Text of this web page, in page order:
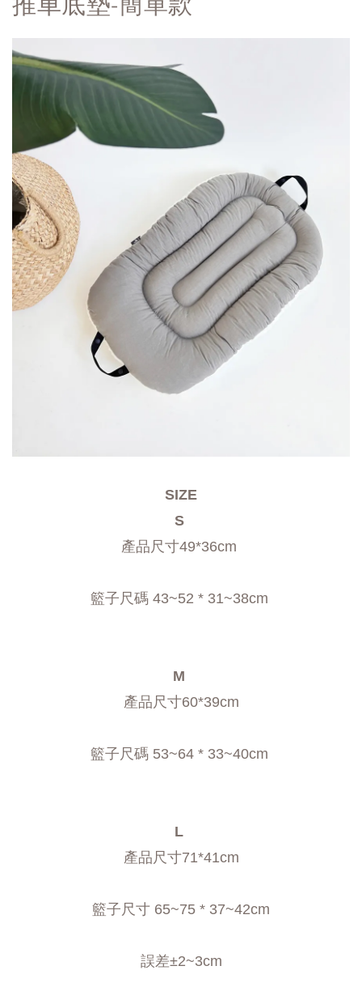
SIZE
S
產品尺寸49*36cm
籃子尺碼 43~52 * 31~38cm
M
產品尺寸60*39cm
籃子尺碼 53~64 * 33~40cm
L
產品尺寸71*41cm
籃子尺寸 65~75 * 37~42cm
誤差±2~3cm